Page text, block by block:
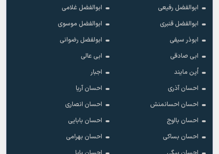
ابوالفضل رفیعی
ابوالفضل غلامی
ابوالفضل قنبری
ابوالفضل موسوی
ابوذر سیفی
ابولفضل رضوانی
ابی صادقی
ابی عالی
اُپن مایند
اجبار
احسان آذری
احسان آریا
احسان احسانمنش
احسان انصاری
احسان بااوج
احسان بابایی
احسان بساکی
احسان بهرامی